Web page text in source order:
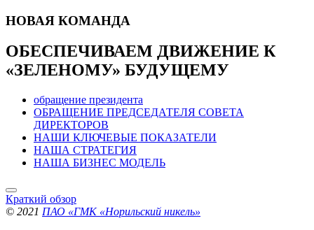
НОВАЯ КОМАНДА
ОБЕСПЕЧИВАЕМ ДВИЖЕНИЕ К
«ЗЕЛЕНОМУ» БУДУЩЕМУ
обращение президента
ОБРАЩЕНИЕ ПРЕДСЕДАТЕЛЯ СОВЕТА
ДИРЕКТОРОВ
НАШИ КЛЮЧЕВЫЕ ПОКАЗАТЕЛИ
НАША СТРАТЕГИЯ
НАША БИЗНЕС МОДЕЛЬ
Краткий обзор
© 2021 ПАО «ГМК «Норильский никель»